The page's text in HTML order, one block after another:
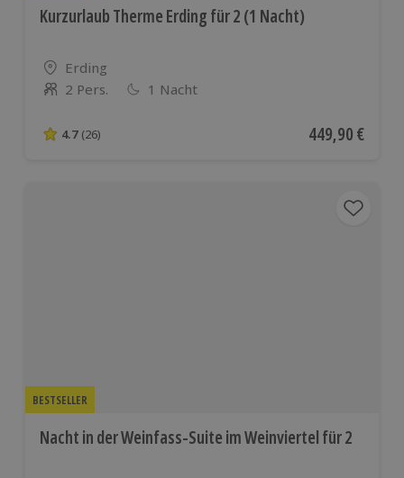
Kurzurlaub Therme Erding für 2 (1 Nacht)
Standort
Erding
Anzahl der Teilnehmer
2 Pers. 1 Nacht
4.7 von 5 Sternen basierend auf 26 Bewertungen
4.7 (26) Aktueller Preis
449,90 €
BESTSELLER
Nacht in der Weinfass-Suite im Weinviertel für 2